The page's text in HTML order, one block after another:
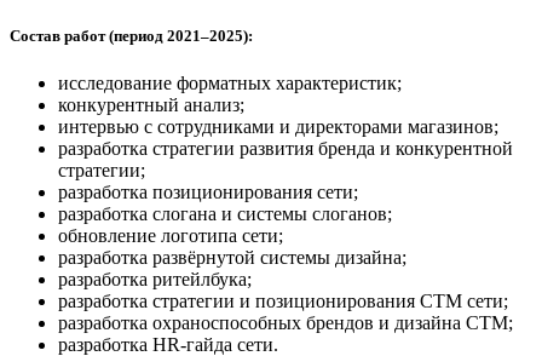
Состав работ (период 2021–2025):
исследование форматных характеристик;
конкурентный анализ;
интервью с сотрудниками и директорами магазинов;
разработка стратегии развития бренда и конкурентной
стратегии;
разработка позиционирования сети;
разработка слогана и системы слоганов;
обновление логотипа сети;
разработка развёрнутой системы дизайна;
разработка ритейлбука;
разработка стратегии и позиционирования СТМ сети;
разработка охраноспособных брендов и дизайна СТМ;
разработка HR-гайда сети.